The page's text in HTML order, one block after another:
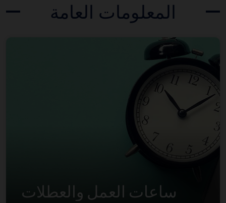
المعلومات العامة
ساعات العمل والعطلات